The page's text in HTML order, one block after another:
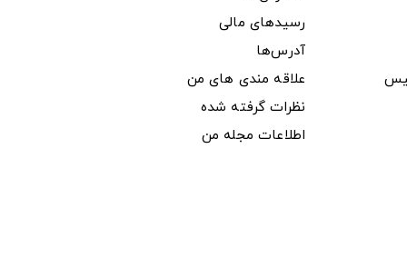
رسیدهای مالی
آدرس‌ها
علاقه مندی های من
نظرات گرفته شده
اطلاعات مجله من